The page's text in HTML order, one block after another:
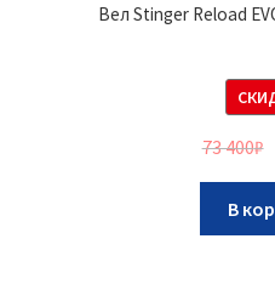
Вел Stinger Reload
73 400₽
В